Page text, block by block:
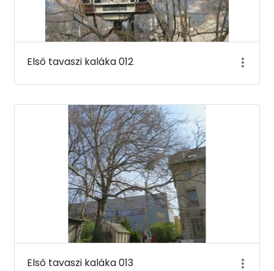
Első tavaszi kaláka 012
Első tavaszi kaláka 013